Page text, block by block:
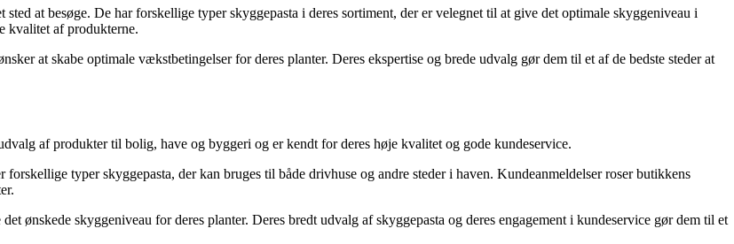
at besøge. De har forskellige typer skyggepasta i deres sortiment, der er velegnet til at give det optimale skyggeniveau i
kvalitet af produkterne.
at skabe optimale vækstbetingelser for deres planter. Deres ekspertise og brede udvalg gør dem til et af de bedste steder at
af produkter til bolig, have og byggeri og er kendt for deres høje kvalitet og gode kundeservice.
typer skyggepasta, der kan bruges til både drivhuse og andre steder i haven. Kundeanmeldelser roser butikkens
ønskede skyggeniveau for deres planter. Deres bredt udvalg af skyggepasta og deres engagement i kundeservice gør dem til et